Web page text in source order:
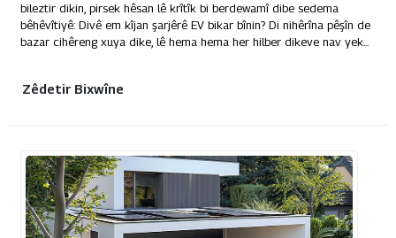
bileztir dikin, pirsek hêsan lê krîtîk bi berdewamî dibe sedema
bêhêvîtiyê: Divê em kîjan şarjêrê EV bikar bînin? Di nihêrîna pêşîn de
bazar cihêreng xuya dike, lê hema hema her hilber dikeve nav yek...
Zêdetir Bixwîne